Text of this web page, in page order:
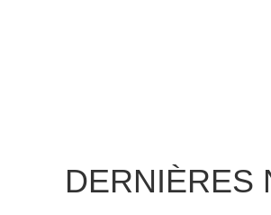
DERNIÈRES